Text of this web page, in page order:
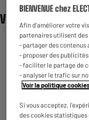
Vidéo
BIENVENUE chez
Afin d'améliorer votre
partenaires utilisent
- partager des contenus
- proposer des
- faciliter le partage de
- analyser le trafic sur
Voir la politique
Si vous acceptez,
des cookies statistiques